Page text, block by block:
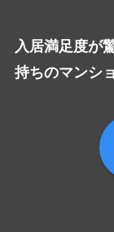
入居満足度が
持ちのマンシ